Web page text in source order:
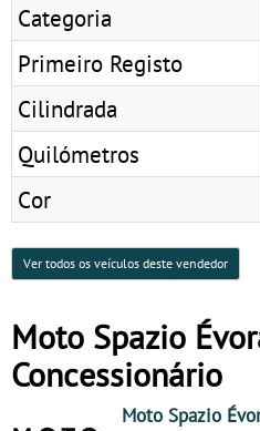
Categoria
Primeiro Registo
Cilindrada
Quilómetros
Cor
Ver todos os veículos deste vendedor
Moto Spazio
Concessionário
Moto Spazio